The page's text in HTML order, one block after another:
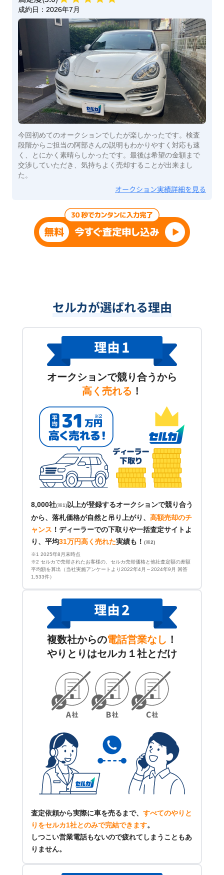
成約日： 2026年7月
今回初めてのオークションでしたが楽しかったです。検査
段階からご担当の阿部さんの説明もわかりやすく対応も速
く、とにかく素晴らしかったです。最後は希望の金額まで
交渉していただき、気持ちよく売却することが出来まし
た。
オークション実績詳細を見る
セルカが選ばれる理由
オークションで競り合うから
高く売れる ！
8,000社(※1)以上が登録するオークションで競り合う
から、落札価格が自然と吊り上がり、 高額売却のチ
ャンス ！ ディーラーでの下取りや一括査定サイトよ
り、平均31万円高く売れた実績も！ (※2)
※1 2025年8月末時点
※2 セルカで売却されたお客様の、セルカ売却価格と他社査定額の差額
平均額を算出（当社実施アンケートより2022年4月～2024年9月 回答
1,533件）
複数社からの電話営業なし ！
やりとりはセルカ１社とだけ
査定依頼から実際に車を売るまで、 すべてのやりと
りをセルカ1社とのみで完結できます。
しつこい営業電話もないので疲れてしまうこともあ
りません。